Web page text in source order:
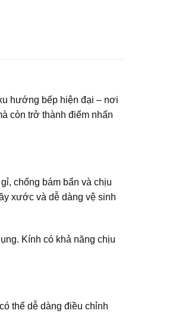
hướng bếp hiện đại – nơi
còn trở thành điểm nhấn
chống bám bẩn và chịu
xước và dễ dàng vệ sinh
Kính có khả năng chịu
thể dễ dàng điều chỉnh